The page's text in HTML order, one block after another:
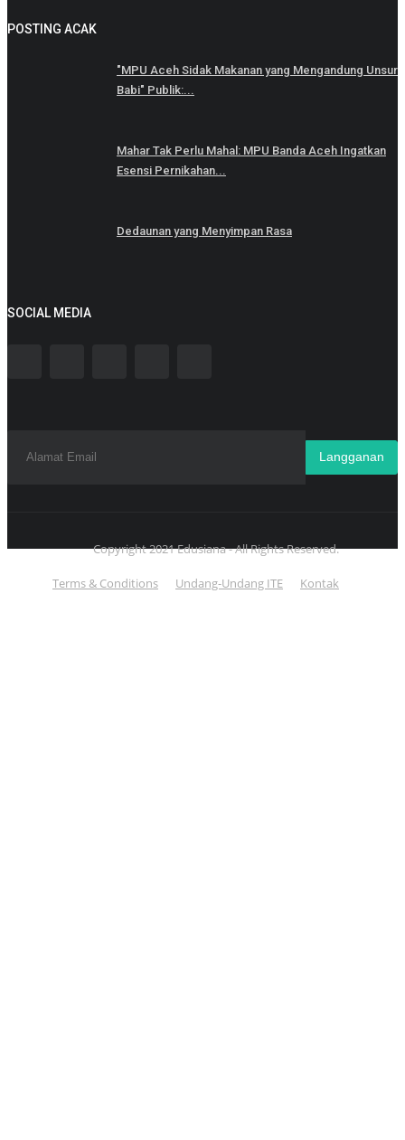
POSTING ACAK
"MPU Aceh Sidak Makanan yang Mengandung Unsur
Babi" Publik:...
Mahar Tak Perlu Mahal: MPU Banda Aceh Ingatkan
Esensi Pernikahan...
Dedaunan yang Menyimpan Rasa
SOCIAL MEDIA
Langganan
Copyright 2021 Edusiana - All Rights Reserved.
Terms & Conditions Undang-Undang ITE Kontak